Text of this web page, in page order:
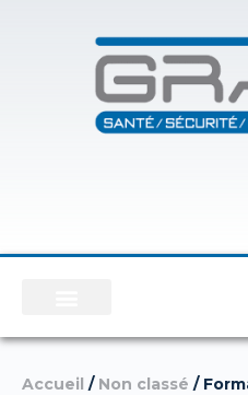
Accueil / Non classé /